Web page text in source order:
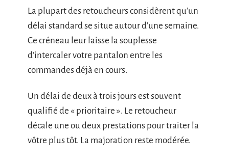
La plupart des retoucheurs considèrent qu’un
délai standard se situe autour d’une semaine.
Ce créneau leur laisse la souplesse
d’intercaler votre pantalon entre les
commandes déjà en cours.
Un délai de deux à trois jours est souvent
qualifié de « prioritaire ». Le retoucheur
décale une ou deux prestations pour traiter la
vôtre plus tôt. La majoration reste modérée.